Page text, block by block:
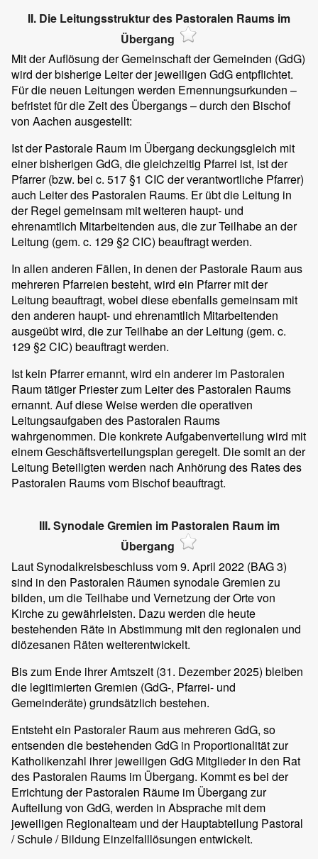
II. Die Leitungsstruktur des Pastoralen Raums im
Übergang
Mit der Auflösung der Gemeinschaft der Gemeinden (GdG)
wird der bisherige Leiter der jeweiligen GdG entpflichtet.
Für die neuen Leitungen werden Ernennungsurkunden –
befristet für die Zeit des Übergangs – durch den Bischof
von Aachen ausgestellt:
Ist der Pastorale Raum im Übergang deckungsgleich mit
einer bisherigen GdG, die gleichzeitig Pfarrei ist, ist der
Pfarrer (bzw. bei c. 517 §1 CIC der verantwortliche Pfarrer)
auch Leiter des Pastoralen Raums. Er übt die Leitung in
der Regel gemeinsam mit weiteren haupt- und
ehrenamtlich Mitarbeitenden aus, die zur Teilhabe an der
Leitung (gem. c. 129 §2 CIC) beauftragt werden.
In allen anderen Fällen, in denen der Pastorale Raum aus
mehreren Pfarreien besteht, wird ein Pfarrer mit der
Leitung beauftragt, wobei diese ebenfalls gemeinsam mit
den anderen haupt- und ehrenamtlich Mitarbeitenden
ausgeübt wird, die zur Teilhabe an der Leitung (gem. c.
129 §2 CIC) beauftragt werden.
Ist kein Pfarrer ernannt, wird ein anderer im Pastoralen
Raum tätiger Priester zum Leiter des Pastoralen Raums
ernannt. Auf diese Weise werden die operativen
Leitungsaufgaben des Pastoralen Raums
wahrgenommen. Die konkrete Aufgabenverteilung wird mit
einem Geschäftsverteilungsplan geregelt. Die somit an der
Leitung Beteiligten werden nach Anhörung des Rates des
Pastoralen Raums vom Bischof beauftragt.
III. Synodale Gremien im Pastoralen Raum im
Übergang
Laut Synodalkreisbeschluss vom 9. April 2022 (BAG 3)
sind in den Pastoralen Räumen synodale Gremien zu
bilden, um die Teilhabe und Vernetzung der Orte von
Kirche zu gewährleisten. Dazu werden die heute
bestehenden Räte in Abstimmung mit den regionalen und
diözesanen Räten weiterentwickelt.
Bis zum Ende ihrer Amtszeit (31. Dezember 2025) bleiben
die legitimierten Gremien (GdG-, Pfarrei- und
Gemeinderäte) grundsätzlich bestehen.
Entsteht ein Pastoraler Raum aus mehreren GdG, so
entsenden die bestehenden GdG in Proportionalität zur
Katholikenzahl ihrer jeweiligen GdG Mitglieder in den Rat
des Pastoralen Raums im Übergang. Kommt es bei der
Errichtung der Pastoralen Räume im Übergang zur
Aufteilung von GdG, werden in Absprache mit dem
jeweiligen Regionalteam und der Hauptabteilung Pastoral
/ Schule / Bildung Einzelfalllösungen entwickelt.